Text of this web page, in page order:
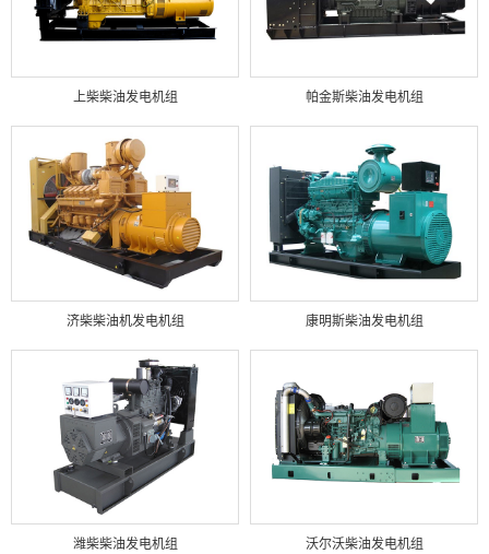
上柴柴油发电机组 帕金斯柴油发电机组
济柴柴油机发电机组 康明斯柴油发电机组
潍柴柴油发电机组 沃尔沃柴油发电机组